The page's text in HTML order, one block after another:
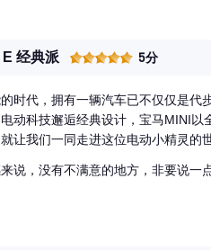
定程度上降低了驾驶难度。 总的来说，纯电mini是一款
中通勤和日常使用，纯电mini绝对
经典派 5分
的时代，拥有一辆汽车已不仅仅是
动科技邂逅经典设计，宝马MINI
让我们一同走进这位电动小精灵
LED大灯组，不仅保留了MINI家
前卫的电光蓝，每一抹色彩都是
瞬间被其前卫而不失温馨的内饰氛
来说，没有不满意的地方，非要说